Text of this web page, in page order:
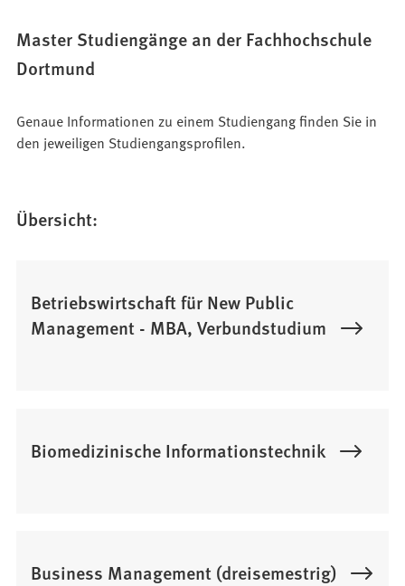
Master Studiengänge an der Fachhochschule
Dortmund
Genaue Informationen zu einem Studiengang finden Sie in
den jeweiligen Studiengangsprofilen.
Übersicht:
Betriebswirtschaft für New Public
Management - MBA, Verbundstudium
Biomedizinische Informationstechnik
Business Management (dreisemestrig)